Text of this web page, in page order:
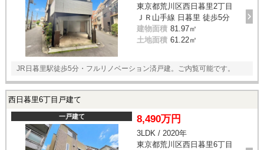
東京都荒川区西日暮里2丁目
ＪＲ山手線 日暮里 徒歩5分
建物面積 81.97㎡
土地面積 61.22㎡
JR日暮里駅徒歩5分・フルリノベーション済戸建。ご内覧可能です。
西日暮里6丁目戸建て
一戸建て 8,490万円
3LDK / 2020年
東京都荒川区西日暮里6丁目